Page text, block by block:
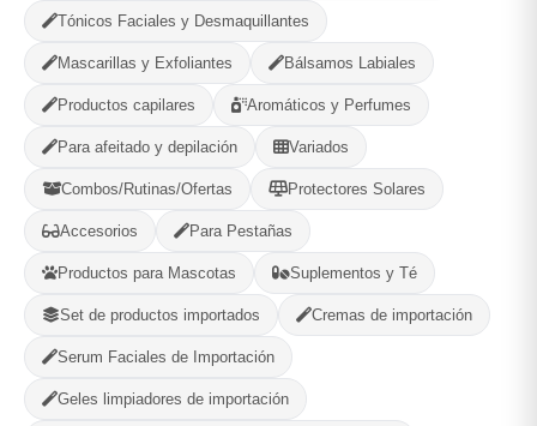
Tónicos Faciales y Desmaquillantes
Mascarillas y Exfoliantes Bálsamos Labiales
Productos capilares Aromáticos y Perfumes
Para afeitado y depilación Variados
Combos/Rutinas/Ofertas Protectores Solares
Accesorios Para Pestañas
Productos para Mascotas Suplementos y Té
Set de productos importados Cremas de importación
Serum Faciales de Importación
Geles limpiadores de importación
Gaia Cosmetic
Plaza, La Habana
580
PRODUCTOS CALIFICACIÓN
Ver Tienda